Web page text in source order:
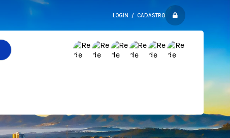
LOGIN / CADASTRO